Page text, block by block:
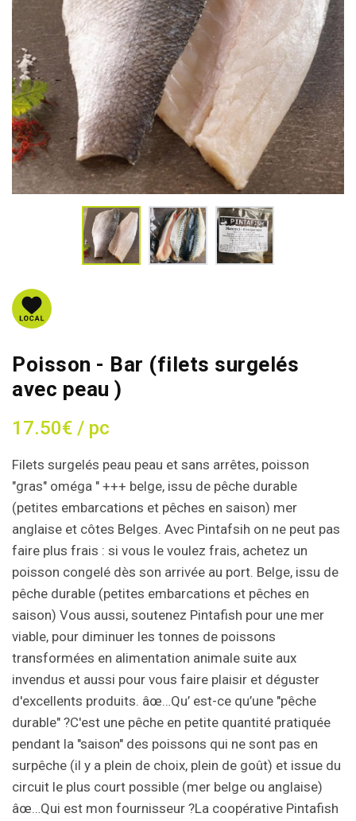
Poisson - Bar (filets surgelés
avec peau )
17.50€ / pc
Filets surgelés peau peau et sans arrêtes, poisson
"gras" oméga " +++ belge, issu de pêche durable
(petites embarcations et pêches en saison) mer
anglaise et côtes Belges. Avec Pintafsih on ne peut pas
faire plus frais : si vous le voulez frais, achetez un
poisson congelé dès son arrivée au port. Belge, issu de
pêche durable (petites embarcations et pêches en
saison) Vous aussi, soutenez Pintafish pour une mer
viable, pour diminuer les tonnes de poissons
transformées en alimentation animale suite aux
invendus et aussi pour vous faire plaisir et déguster
d'excellents produits. âœ…Qu’ est-ce qu’une "pêche
durable" ?C'est une pêche en petite quantité pratiquée
pendant la "saison" des poissons qui ne sont pas en
surpêche (il y a plein de choix, plein de goût) et issue du
circuit le plus court possible (mer belge ou anglaise)
âœ…Qui est mon fournisseur ?La coopérative Pintafish